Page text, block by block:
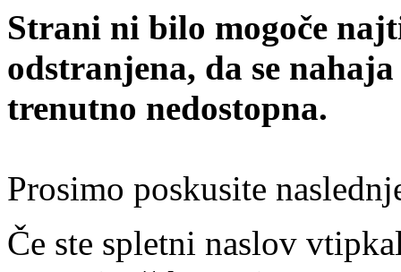
Strani ni bilo mogoče
odstranjena, da se
trenutno nedostopna.
Prosimo poskusite
Če ste spletni naslov